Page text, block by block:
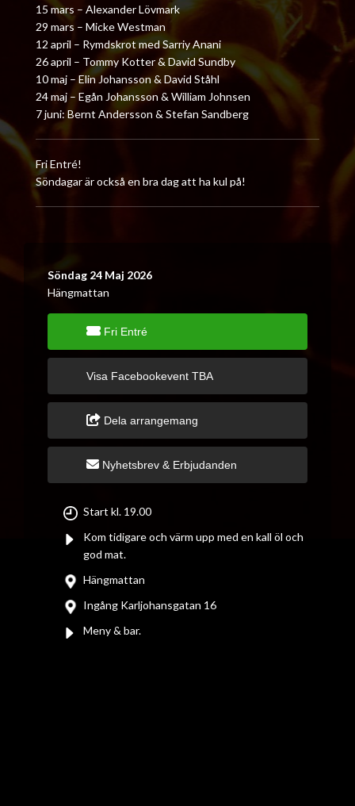
15 mars – Alexander Lövmark
29 mars – Micke Westman
12 april – Rymdskrot med Sarriy Anani
26 april – Tommy Kotter & David Sundby
10 maj – Elin Johansson & David Ståhl
24 maj – Egån Johansson & William Johnsen
7 juni: Bernt Andersson & Stefan Sandberg
Fri Entré!
Söndagar är också en bra dag att ha kul på!
Söndag 24 Maj 2026
Hängmattan
Fri Entré
Visa Facebookevent TBA
Dela arrangemang
Nyhetsbrev & Erbjudanden
Start kl. 19.00
Kom tidigare och värm upp med en kall öl och
god mat.
Hängmattan
Ingång Karljohansgatan 16
Meny & bar.